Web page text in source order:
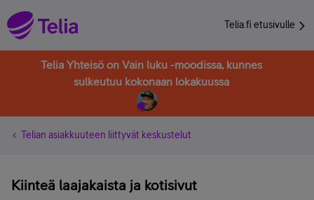
Telia.fi etusivulle
Telia Yhteisö on Vain luku -moodissa, kunnes
sulkeutuu kokonaan lokakuussa
Telian asiakkuuteen liittyvät keskustelut
Kiinteä laajakaista ja kotisivut